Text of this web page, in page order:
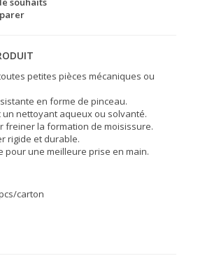
petites pièces mécaniques ou
en forme de pinceau.
nettoyant aqueux ou solvanté.
freiner la formation de moisissure.
rigide et durable.
pour une meilleure prise en main.
carton